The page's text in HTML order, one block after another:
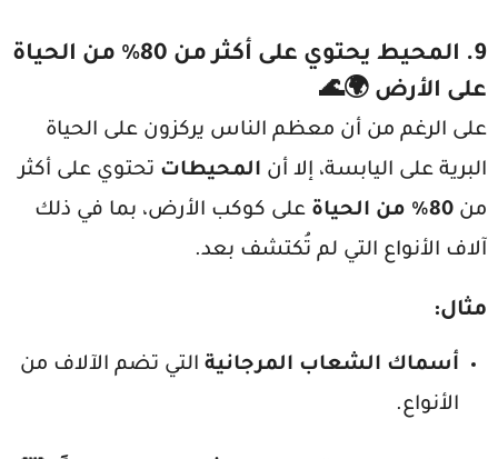
9.
المحيط يحتوي على أكثر من 80% من الحياة
على الأرض 🌍🌊
على الرغم من أن معظم الناس يركزون على الحياة
البرية على اليابسة، إلا أن المحيطات تحتوي على أكثر
من 80% من الحياة
على كوكب الأرض، بما في ذلك
آلاف الأنواع التي لم تُكتشف بعد.
مثال:
أسماك الشعاب المرجانية التي تضم الآلاف من
الأنواع.